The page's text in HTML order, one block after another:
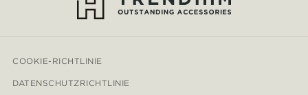
COOKIE-RICHTLINIE
DATENSCHUTZRICHTLINIE